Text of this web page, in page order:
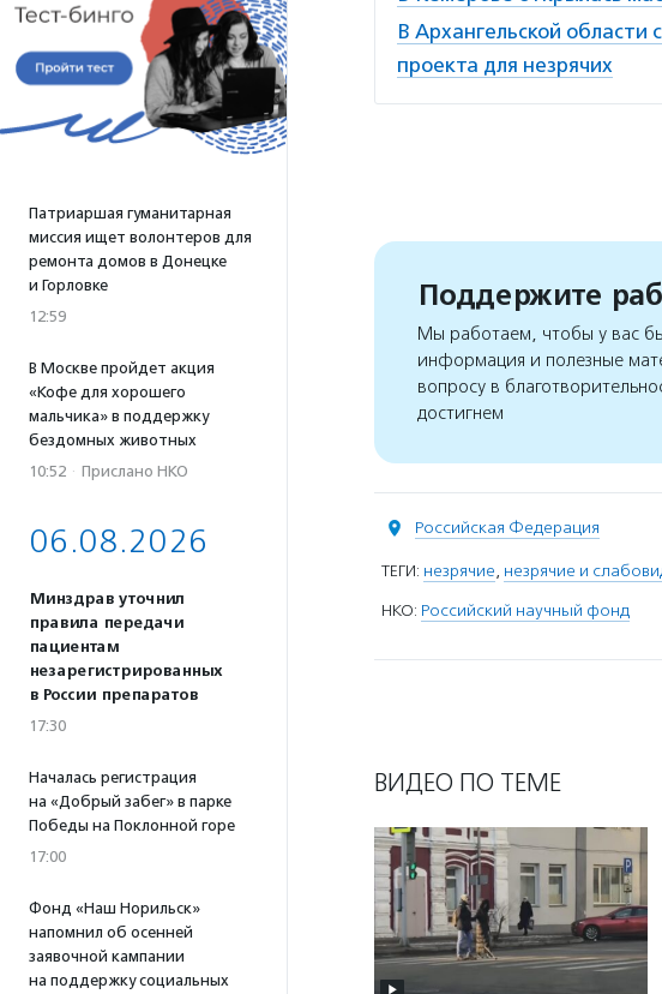
Патриаршая гуманитарная
миссия ищет волонтеров для
ремонта домов в Донецке
и Горловке
12:59
В Москве пройдет акция
«Кофе для хорошего
мальчика» в поддержку
бездомных животных
10:52 · Прислано НКО
06.08.2026
Минздрав уточнил
правила передачи
пациентам
незарегистрированных
в России препаратов
17:30
Началась регистрация
на «Добрый забег» в парке
Победы на Поклонной горе
17:00
Фонд «Наш Норильск»
напомнил об осенней
заявочной кампании
на поддержку социальных
В Архангельской области
проекта для незрячих
Поддержите
Мы работаем, чтобы у вас
информация и полезные
вопросу в
достигнем
Российская Федерация
ТЕГИ: незрячие, незрячие и
НКО: Российский научный фонд
ВИДЕО ПО ТЕМЕ